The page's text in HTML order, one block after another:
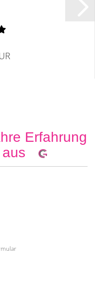
Erfahrung
aus